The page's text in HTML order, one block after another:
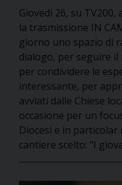
Giovedì 26, su
la trasmissione IN
giorno uno spazio di
dialogo, per seguire
per condividere le
interessante, per
avviati dalle Chiese
occasione per un
Diocesi e in
cantiere scelto: "I